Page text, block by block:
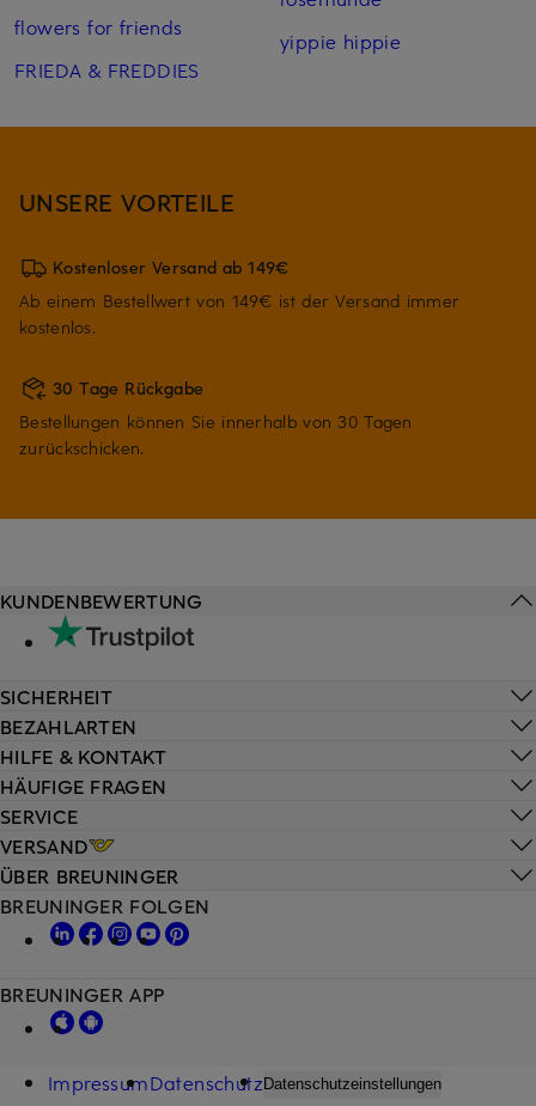
flowers for friends
FRIEDA & FREDDIES
yippie hippie
UNSERE VORTEILE
Kostenloser Versand ab 149€
Ab einem Bestellwert von 149€ ist der Versand immer
kostenlos.
30 Tage Rückgabe
Bestellungen können Sie innerhalb von 30 Tagen
zurückschicken.
HILFE & KONTAKT
HÄUFIGE FRAGEN
SERVICE
VERSAND
KUNDENBEWERTUNG
SICHERHEIT
BEZAHLARTEN
ÜBER BREUNINGER
BREUNINGER FOLGEN
BREUNINGER APP
ImpressumDatenschutz Datenschutzeinstellungen